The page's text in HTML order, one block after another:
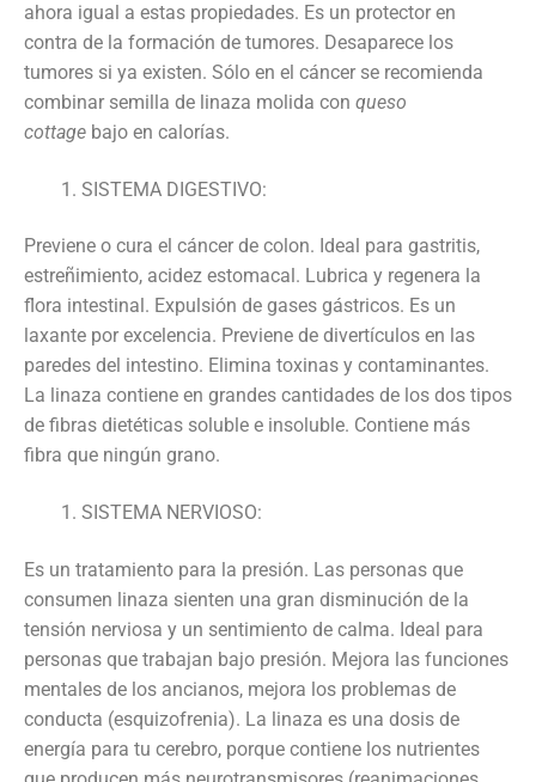
ahora igual a estas propiedades. Es un protector en
contra de la formación de tumores. Desaparece los
tumores si ya existen. Sólo en el cáncer se recomienda
combinar semilla de linaza molida con queso
cottage bajo en calorías.
SISTEMA DIGESTIVO:
Previene o cura el cáncer de colon. Ideal para gastritis,
estreñimiento, acidez estomacal. Lubrica y regenera la
flora intestinal. Expulsión de gases gástricos. Es un
laxante por excelencia. Previene de divertículos en las
paredes del intestino. Elimina toxinas y contaminantes.
La linaza contiene en grandes cantidades de los dos tipos
de fibras dietéticas soluble e insoluble. Contiene más
fibra que ningún grano.
SISTEMA NERVIOSO:
Es un tratamiento para la presión. Las personas que
consumen linaza sienten una gran disminución de la
tensión nerviosa y un sentimiento de calma. Ideal para
personas que trabajan bajo presión. Mejora las funciones
mentales de los ancianos, mejora los problemas de
conducta (esquizofrenia). La linaza es una dosis de
energía para tu cerebro, porque contiene los nutrientes